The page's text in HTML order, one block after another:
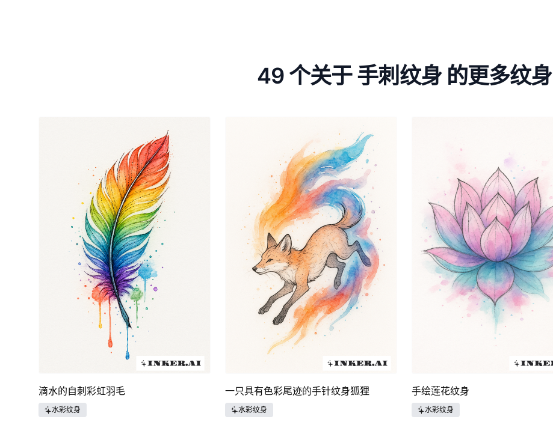
49 个关于 手刺纹身 的更多纹身
滴水的自刺彩虹羽毛
水彩纹身
一只具有色彩尾迹的手针纹身狐狸
水彩纹身
手绘莲花纹身
水彩纹身